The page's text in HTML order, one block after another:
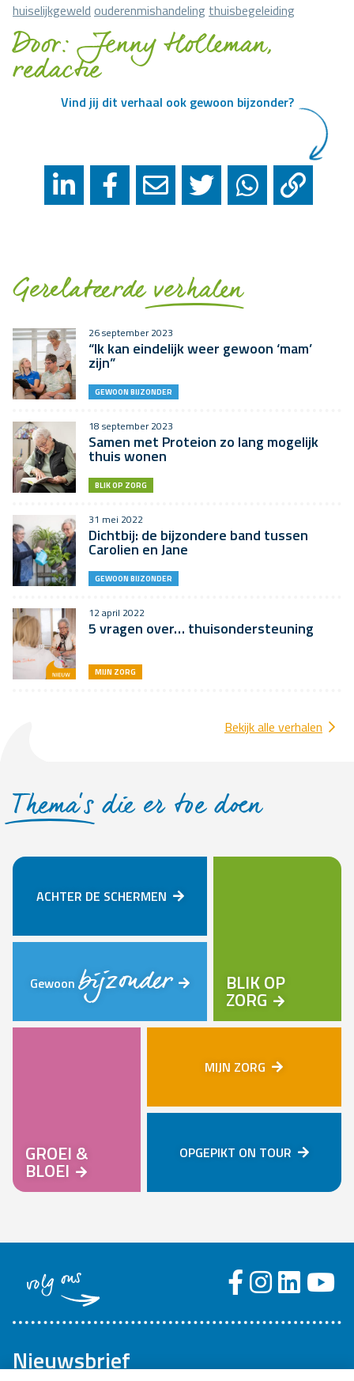
huiselijkgeweld ouderenmishandeling thuisbegeleiding
Door: Jenny Holleman,
redactie
Vind jij dit verhaal ook gewoon bijzonder?
Gerelateerde verhalen
26 september 2023
“Ik kan eindelijk weer gewoon ‘mam’
zijn”
GEWOON BIJZONDER
18 september 2023
Samen met Proteion zo lang mogelijk
thuis wonen
BLIK OP ZORG
31 mei 2022
Dichtbij: de bijzondere band tussen
Carolien en Jane
GEWOON BIJZONDER
12 april 2022
5 vragen over… thuisondersteuning
MIJN ZORG
Bekijk alle verhalen
Thema’sdie er toe doen
ACHTER DE SCHERMEN
BLIK OP
ZORG
Gewoonbijzonder
GROEI &
BLOEI
MIJN ZORG
OPGEPIKT ON TOUR
volg ons
Nieuwsbrief